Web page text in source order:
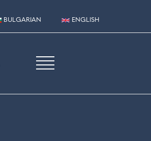
BULGARIAN ENGLISH